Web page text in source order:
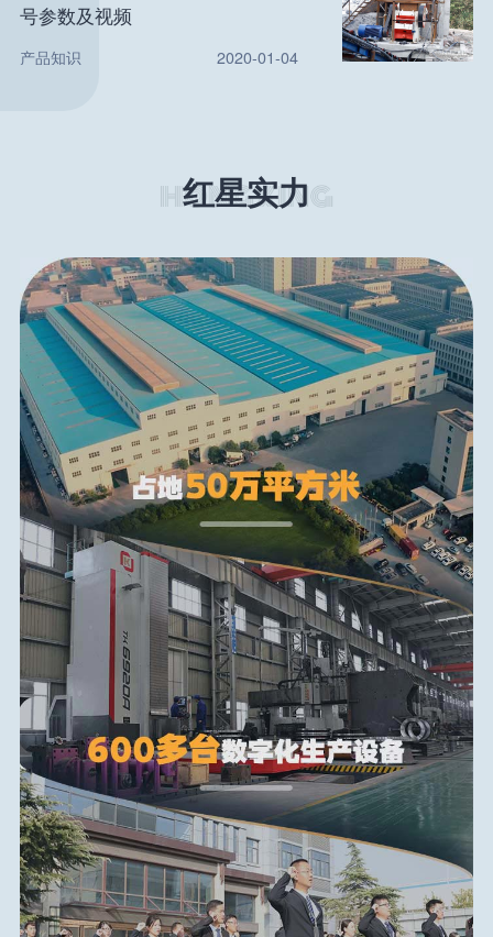
号参数及视频
产品知识 2020-01-04
红星实力